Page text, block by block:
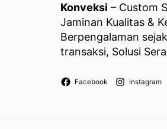
Konveksi – Custom
Jaminan Kualitas &
Berpengalaman
transaksi, Solusi
Facebook Instagram